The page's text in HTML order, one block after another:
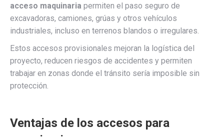
acceso maquinaria permiten el paso seguro de
excavadoras, camiones, grúas y otros vehículos
industriales, incluso en terrenos blandos o irregulares.
Estos accesos provisionales mejoran la logística del
proyecto, reducen riesgos de accidentes y permiten
trabajar en zonas donde el tránsito sería imposible sin
protección.
Ventajas de los accesos para